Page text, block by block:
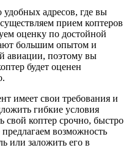
адресов, где вы
прием коптеров
оценку по достойной
большим опытом и
авиации, поэтому вы
будет оценен
имеет свои требования и
гибкие условия
свой коптер срочно, быстро
возможность
или заложить его в